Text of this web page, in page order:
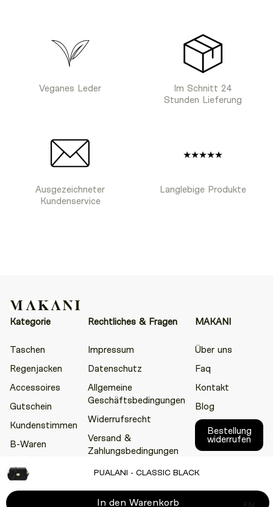
Veganes Leder
Im Schnitt 24
Stunden Lieferung
Ausgezeichneter
Kundenservice
Langlebige Produkte
Kategorie
Taschen
Regenjacken
Accessoires
Gutschein
Kundenstimmen
B-Waren
Rechtliches & Fragen
Impressum
Datenschutz
Allgemeine
Geschäftsbedingungen
Widerrufsrecht
Versand &
Zahlungsbedingungen
MAKANI
Über uns
Faq
Kontakt
Blog
Bestellung
widerrufen
Facebook
LinkedInInstagram
TikTokPinterest
PUALANI - CLASSIC BLACK
In den Warenkorb